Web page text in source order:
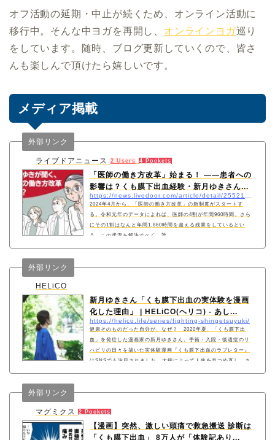
オフ活動の延期・中止が続くため、オンライン活動に
移行中。そんな中ヨガを再開し、 オンラインヨガ巡り
をしています。随時、ブログ更新していくので、皆さ
んも楽しんで頂けたら嬉しいです。
メディア掲載
ライブドアニュース
外部リンク
2 Users 4 Pockets
「医師の働き方改革」始まる！ ――患者への
影響は？くも膜下出血経験・新月ゆきさん...
https://news.livedoor.com/article/detail/25521663/
2024年4月から、「医師の働き方改革」の新制度がスタートす
る。令和元年のデータによれば、医師の4割が年間960時間、さら
にその1割はなんと年間1,860時間を超える残業をしているとい
う。この状況を解決すべく、誰
HELiCO
外部リンク
新月ゆきさん「くも膜下出血の実体験を漫画
化した理由」 | HELiCO(ヘリコ) - あし...
https://helico.life/series/fighting-shingetsuyuki/
健康そのものだった自分が、なぜ？ 2020年夏、「くも膜下出
血」を発症した漫画家の新月ゆきさん。手術・入院・後遺症のリ
ハビリの日々を描いた実体験漫画『くも膜下出血のラブレター』
はSNSでも注目されました。大病によって人生を見つめ直し、さ
がいました。
マグミクス
外部リンク
2 Pockets
【漫画】突然、激しい頭痛で救急搬送 診断は
「くも膜下出血」 8万人が「体験記あり...